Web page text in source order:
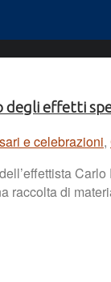
degli effetti
e celebrazioni,
raccolta di